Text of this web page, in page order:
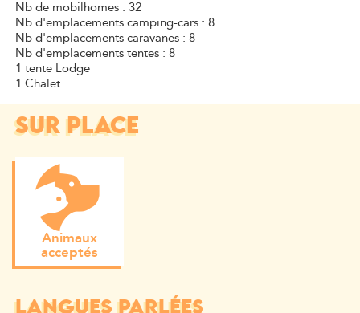
Nb de mobilhomes : 32
Nb d'emplacements camping-cars : 8
Nb d'emplacements caravanes : 8
Nb d'emplacements tentes : 8
1 tente Lodge
1 Chalet
SUR PLACE
Animaux
acceptés
LANGUES PARLÉES